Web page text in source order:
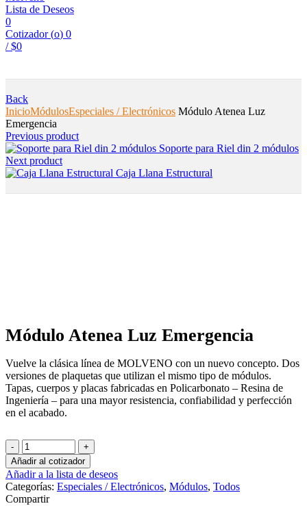
Lista de Deseos
0
Cotizador (o) 0
/ $0
Back
InicioMódulosEspeciales / Electrónicos Módulo Atenea Luz
Emergencia
Previous product
Soporte para Riel din 2 módulos
Next product
Caja Llana Estructural
Módulo Atenea Luz Emergencia
Vuelve la clásica línea de MOLVENO con un nuevo concepto. Dos
versiones de plaquetas que utilizan el mismo tipo de módulos.
Tapas, cuerpos y placas fabricadas en Policarbonato – Resina de
Ingeniería – para una mayor resistencia, confiabilidad y perfección
en el acabado.
Módulo
Atenea
Luz
Emergencia
cantidad
Añadir al cotizador
Añadir a la lista de deseos
Categorías: Especiales / Electrónicos, Módulos, Todos
Compartir